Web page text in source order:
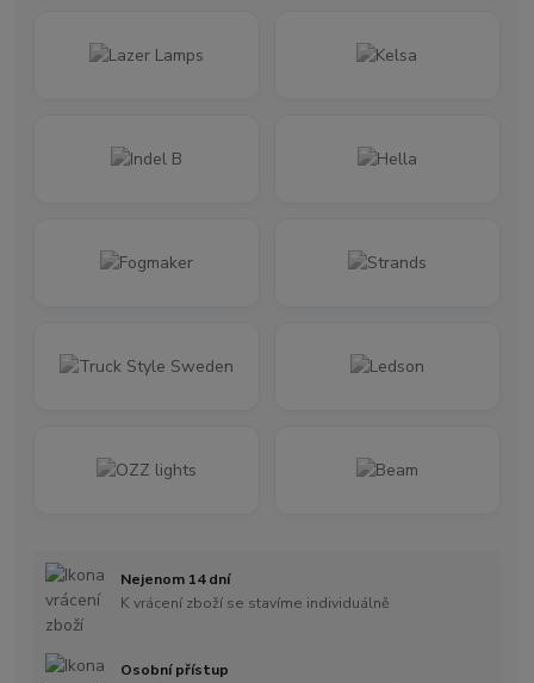
Nejenom 14 dní
K vrácení zboží se stavíme individuálně
Osobní přístup